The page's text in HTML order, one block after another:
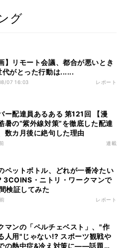
グ
】リモート会議、都合が悪いとき
代がとった行動は......
07 16:03 レポート
ー配達員あるある 第121回 【漫
暑の“紫外線対策”を徹底した配達
数カ月後に絶句した理由
連載
ペットボトル、どれが一番冷たい
3COINS・ニトリ・ワークマンで
検証してみた
レポート
マンの「ペルチェベスト」、"作
人用"じゃない!? スポーツ観戦や
の熱中症&冷え対策に――話題の